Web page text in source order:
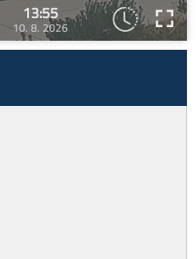
13:55
10. 8. 2026